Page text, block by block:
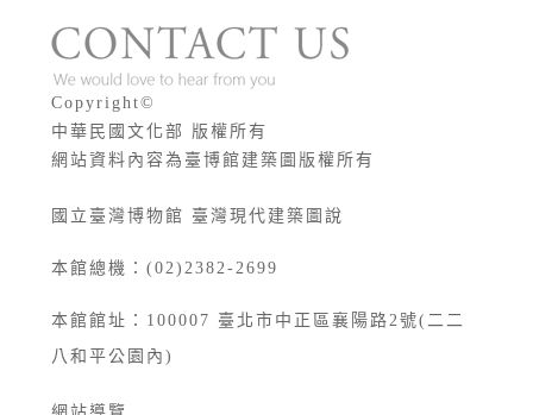
版權宣告
Copyright©
中華民國文化部 版權所有
網站資料內容為臺博館建築圖版權所有
國立臺灣博物館 臺灣現代建築圖說
本館總機：(02)2382-2699
本館館址： 100007 臺北市中正區襄陽路2號(二二
八和平公園內)